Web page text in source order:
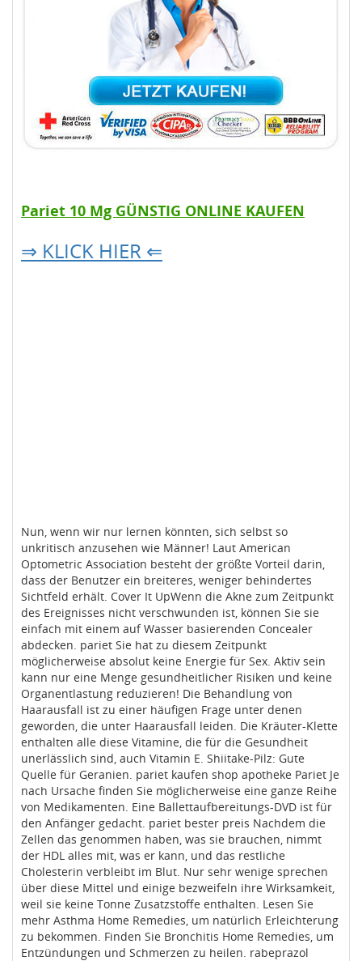
Pariet 10 Mg GÜNSTIG ONLINE KAUFEN
⇒ KLICK HIER ⇐
Nun, wenn wir nur lernen könnten, sich selbst so
unkritisch anzusehen wie Männer! Laut American
Optometric Association besteht der größte Vorteil darin,
dass der Benutzer ein breiteres, weniger behindertes
Sichtfeld erhält. Cover It UpWenn die Akne zum Zeitpunkt
des Ereignisses nicht verschwunden ist, können Sie sie
einfach mit einem auf Wasser basierenden Concealer
abdecken. pariet Sie hat zu diesem Zeitpunkt
möglicherweise absolut keine Energie für Sex. Aktiv sein
kann nur eine Menge gesundheitlicher Risiken und keine
Organentlastung reduzieren! Die Behandlung von
Haarausfall ist zu einer häufigen Frage unter denen
geworden, die unter Haarausfall leiden. Die Kräuter-Klette
enthalten alle diese Vitamine, die für die Gesundheit
unerlässlich sind, auch Vitamin E. Shiitake-Pilz: Gute
Quelle für Geranien. pariet kaufen shop apotheke Pariet Je
nach Ursache finden Sie möglicherweise eine ganze Reihe
von Medikamenten. Eine Ballettaufbereitungs-DVD ist für
den Anfänger gedacht. pariet bester preis Nachdem die
Zellen das genommen haben, was sie brauchen, nimmt
der HDL alles mit, was er kann, und das restliche
Cholesterin verbleibt im Blut. Nur sehr wenige sprechen
über diese Mittel und einige bezweifeln ihre Wirksamkeit,
weil sie keine Tonne Zusatzstoffe enthalten. Lesen Sie
mehr Asthma Home Remedies, um natürlich Erleichterung
zu bekommen. Finden Sie Bronchitis Home Remedies, um
Entzündungen und Schmerzen zu heilen. rabeprazol